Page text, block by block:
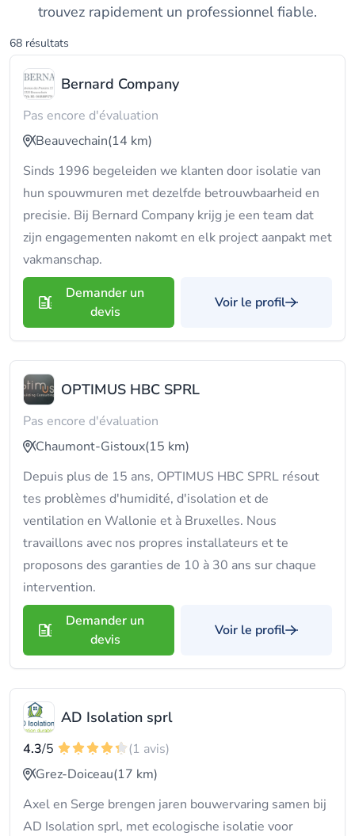
trouvez rapidement un professionnel fiable.
68 résultats
Bernard Company
Pas encore d'évaluation
Beauvechain(14 km)
Sinds 1996 begeleiden we klanten door isolatie van
hun spouwmuren met dezelfde betrouwbaarheid en
precisie. Bij Bernard Company krijg je een team dat
zijn engagementen nakomt en elk project aanpakt met
vakmanschap.
Demander un
devis
Voir le profil
OPTIMUS HBC SPRL
Pas encore d'évaluation
Chaumont-Gistoux(15 km)
Depuis plus de 15 ans, OPTIMUS HBC SPRL résout
tes problèmes d'humidité, d'isolation et de
ventilation en Wallonie et à Bruxelles. Nous
travaillons avec nos propres installateurs et te
proposons des garanties de 10 à 30 ans sur chaque
intervention.
Demander un
devis
Voir le profil
AD Isolation sprl
4.3/5
(1 avis)
Grez-Doiceau(17 km)
Axel en Serge brengen jaren bouwervaring samen bij
AD Isolation sprl, met ecologische isolatie voor